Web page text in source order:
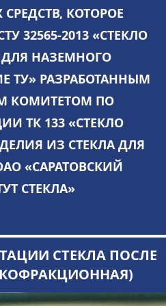
КОТОРОЕ
32565-2013 «СТЕКЛО
ДЛЯ НАЗЕМНОГО
ТУ»РАЗРАБОТАННЫМ
КОМИТЕТОМ ПО
ТК 133 «СТЕКЛО
ИЗ СТЕКЛА ДЛЯ
«САРАТОВСКИЙ
СТЕКЛА»
СТЕКЛА ПОСЛЕ